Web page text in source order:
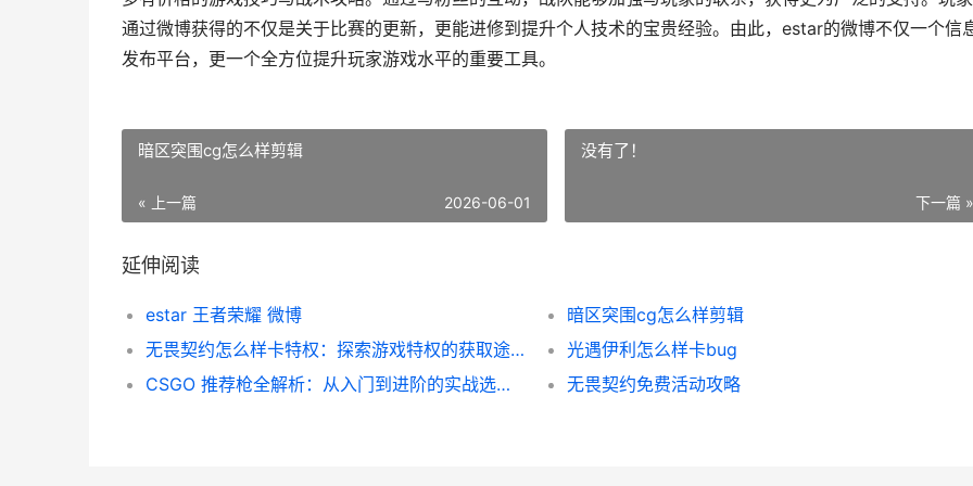
通过微博获得的不仅是关于比赛的更新，更能进修到提升个人技术的宝贵经验。由此，estar的微博不仅一个信
发布平台，更一个全方位提升玩家游戏水平的重要工具。
暗区突围cg怎么样剪辑
« 上一篇 2026-06-01
没有了！
下一篇 »
延伸阅读
estar 王者荣耀 微博
暗区突围cg怎么样剪辑
无畏契约怎么样卡特权：探索游戏特权的获取途径与技巧
光遇伊利怎么样卡bug
CSGO 推荐枪全解析：从入门到进阶的实战选择指南
无畏契约免费活动攻略